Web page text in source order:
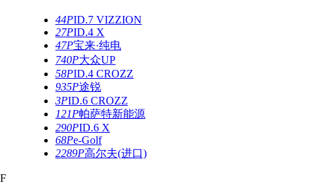
44PID.7 VIZZION
27PID.4 X
47P宝来·纯电
740P大众UP
58PID.4 CROZZ
935P途锐
3PID.6 CROZZ
121P帕萨特新能源
290PID.6 X
68Pe-Golf
2289P高尔夫(进口)
F